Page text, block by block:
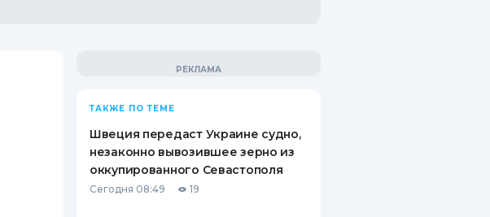
ТАКЖЕ ПО ТЕМЕ
Швеция передаст Украине судно,
незаконно вывозившее зерно из
оккупированного Севастополя
Сегодня 08:49 19